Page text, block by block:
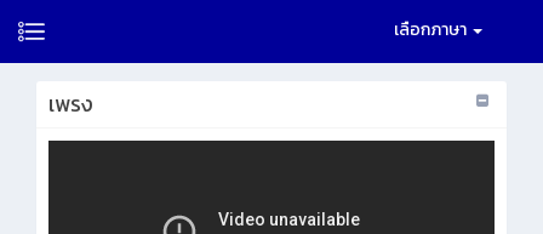
เลือกภาษา
เพรง